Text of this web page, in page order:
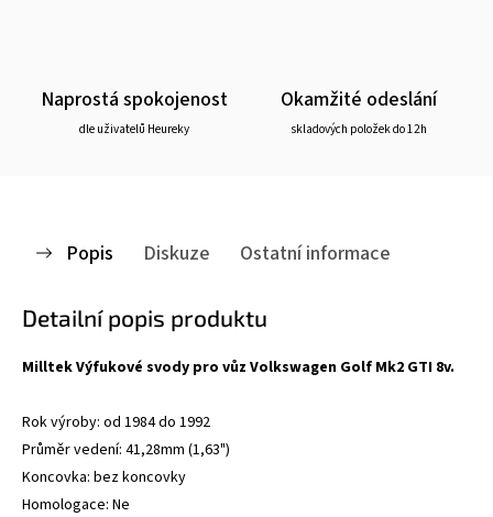
Naprostá spokojenost
dle uživatelů Heureky
Okamžité odeslání
skladových položek do 12h
Popis Diskuze Ostatní informace
Detailní popis produktu
Milltek Výfukové svody pro vůz Volkswagen Golf Mk2 GTI 8v.
Rok výroby: od 1984 do 1992
Průměr vedení: 41,28mm (1,63")
Koncovka: bez koncovky
Homologace: Ne